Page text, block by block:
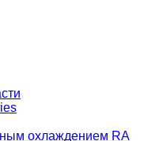
охлаждением RA